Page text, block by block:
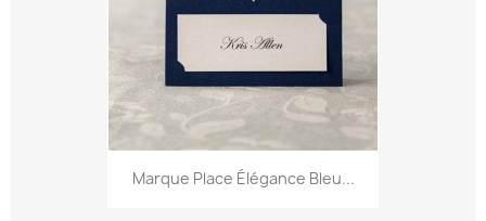
Marque Place Élégance Bleu...